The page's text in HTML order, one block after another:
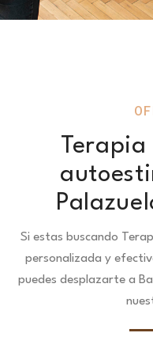
Si estas buscando
personalizada y
puedes desplazarte a